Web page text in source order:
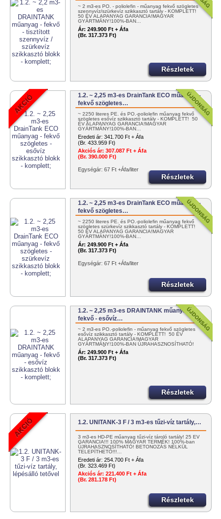
~ 2 m3-es PO. - poliolefin - műanyag fekvő szögletes
szennyvíz/szürkevíz szikkasztó tartály - KOMPLETT!
50 ÉV ALAPANYAG GARANCIA!MAGYAR
GYÁRTMÁNY!100%-BAN…
Ár: 249.900 Ft + Áfa
(Br. 317.373 Ft)
Részletek
1.2. ~ 2,25 m3-es DrainTank ECO műanyag -
fekvő szögletes…
~ 2250 literes PE. és PO.-poliolefin műanyag fekvő
szögletes esővíz szikkasztó tartály - KOMPLETT! 50
ÉV ALAPANYAG GARANCIA!MAGYAR
GYÁRTMÁNY!100%-BAN…
Eredeti ár: 341.700 Ft + Áfa
(Br. 433.959 Ft)
Akciós ár: 307.087 Ft + Áfa
(Br. 390.000 Ft)
Egységár: 67 Ft +Áfa/liter
Részletek
1.2. ~ 2,25 m3-es DrainTank ECO műanyag -
fekvő szögletes…
~ 2250 literes PE. és PO.-poliolefin műanyag fekvő
szögletes szürkevíz szikkasztó tartály - KOMPLETT!
50 ÉV ALAPANYAG GARANCIA!MAGYAR
GYÁRTMÁNY!100%-BAN…
Ár: 249.900 Ft + Áfa
(Br. 317.373 Ft)
Egységár: 67 Ft +Áfa/liter
Részletek
1.2. ~ 2,25 m3-es DRAINTANK műanyag -
fekvő - esővíz…
~ 2 m3-es PO.-poliolefin - műanyag fekvő szögletes
esővíz szikkasztó tartály - KOMPLETT! 50 ÉV
ALAPANYAG GARANCIA!MAGYAR
GYÁRTMÁNY!100%-BAN ÚJRAHASZNOSÍTHATÓ!
EGYSZERŰEN…
Ár: 249.900 Ft + Áfa
(Br. 317.373 Ft)
Részletek
1.2. UNITANK-3 F / 3 m3-es tűzi-víz tartály,…
3 m3-es HD-PE műanyag tűzi-víz tároló tartály! 25 ÉV
GARANCIA!!! 100% MAGYAR TERMÉK! 100%-ban
ÚJRAHASZNOSÍTHATÓ! BETONOZÁS NÉLKÜL
TELEPÍTHETŐ!!!…
Eredeti ár: 254.700 Ft + Áfa
(Br. 323.469 Ft)
Akciós ár: 221.400 Ft + Áfa
(Br. 281.178 Ft)
Részletek